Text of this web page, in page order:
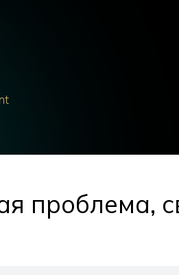
проблема,